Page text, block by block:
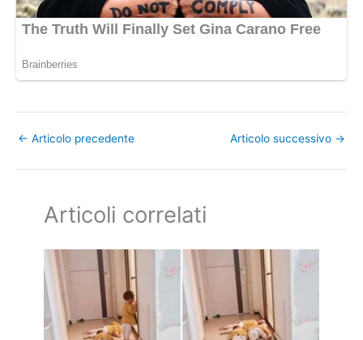
← Articolo precedente Articolo successivo →
Articoli correlati